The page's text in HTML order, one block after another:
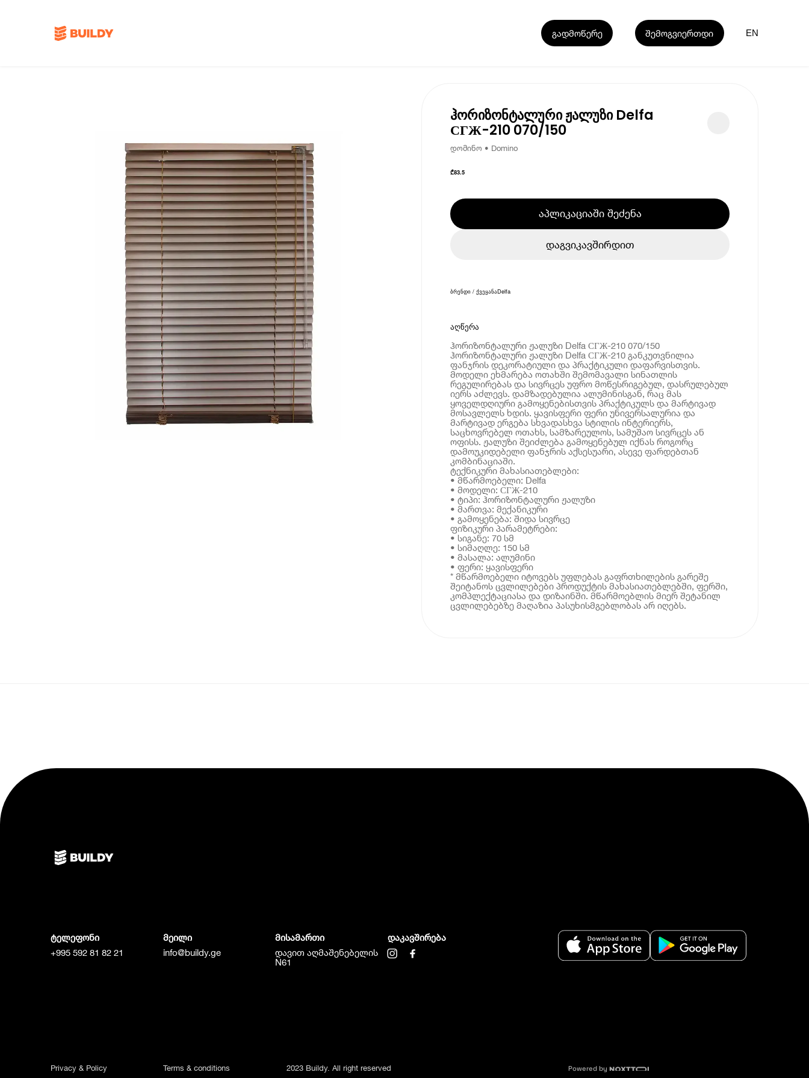
გადმოწერე შემოგვიერთდი EN
ჰორიზონტალური ჟალუზი Delfa
СГЖ-210 070/150
დომინო • Domino
₾83.5
აპლიკაციაში შეძენა
დაგვიკავშირდით
ბრენდი / ქვეყანაDelfa
აღწერა
ჰორიზონტალური ჟალუზი Delfa СГЖ-210 070/150
ჰორიზონტალური ჟალუზი Delfa СГЖ-210 განკუთვნილია
ფანჯრის დეკორატიული და პრაქტიკული დაფარვისთვის.
მოდელი ეხმარება ოთახში შემომავალი სინათლის
რეგულირებას და სივრცეს უფრო მოწესრიგებულ, დასრულებულ
იერს აძლევს. დამზადებულია ალუმინისგან, რაც მას
ყოველდღიური გამოყენებისთვის პრაქტიკულს და მარტივად
მოსავლელს ხდის. ყავისფერი ფერი უნივერსალურია და
მარტივად ერგება სხვადასხვა სტილის ინტერიერს,
საცხოვრებელ ოთახს, სამზარეულოს, სამუშაო სივრცეს ან
ოფისს. ჟალუზი შეიძლება გამოყენებულ იქნას როგორც
დამოუკიდებელი ფანჯრის აქსესუარი, ასევე ფარდებთან
კომბინაციაში.
ტექნიკური მახასიათებლები:
• მწარმოებელი: Delfa
• მოდელი: СГЖ-210
• ტიპი: ჰორიზონტალური ჟალუზი
• მართვა: მექანიკური
• გამოყენება: შიდა სივრცე
ფიზიკური პარამეტრები:
• სიგანე: 70 სმ
• სიმაღლე: 150 სმ
• მასალა: ალუმინი
• ფერი: ყავისფერი
* მწარმოებელი იტოვებს უფლებას გაფრთხილების გარეშე
შეიტანოს ცვლილებები პროდუქტის მახასიათებლებში, ფერში,
კომპლექტაციასა და დიზაინში. მწარმოებლის მიერ შეტანილ
ცვლილებებზე მაღაზია პასუხისმგებლობას არ იღებს.
ტელეფონი
+995 592 81 82 21
მეილი
info@buildy.ge
მისამართი
დავით აღმაშენებელის
N61
დაკავშირება
Privacy & Policy Terms & conditions 2023 Buildy. All right reserved Powered by